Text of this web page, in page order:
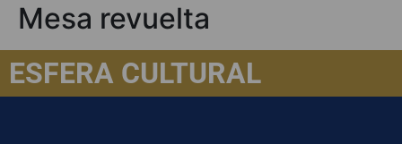
Mesa revuelta
ESFERA CULTURAL